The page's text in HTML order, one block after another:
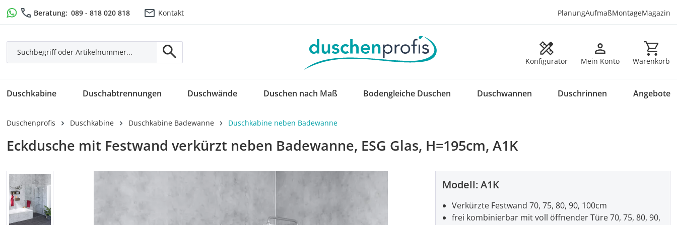
Hauptinhalt springen
Zur Suche springen
Zur Hauptnavigation springen
Beratung: 089 - 818 020 818 Kontakt PlanungAufmaßMontageMagazin
Konfigurator Mein Konto Warenkorb
Warenkorb
Duschkabine Duschabtrennungen Duschwände Duschen nach Maß Bodengleiche Duschen Duschwannen Duschrinnen Angebote
Duschenprofis Duschkabine Duschkabine Badewanne Duschkabine neben Badewanne
Eckdusche mit Festwand verkürzt neben Badewanne, ESG Glas, H=195cm, A1K
Bildergalerie überspringen
Modell:A1K
Verkürzte Festwand 70, 75, 80, 90, 100cm
frei kombinierbar mit voll öffnender Türe 70, 75, 80, 90,